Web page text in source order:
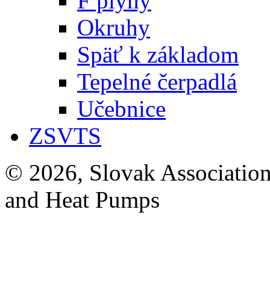
Okruhy
Späť k základom
Tepelné čerpadlá
Učebnice
ZSVTS
© 2026, Slovak
and Heat Pumps